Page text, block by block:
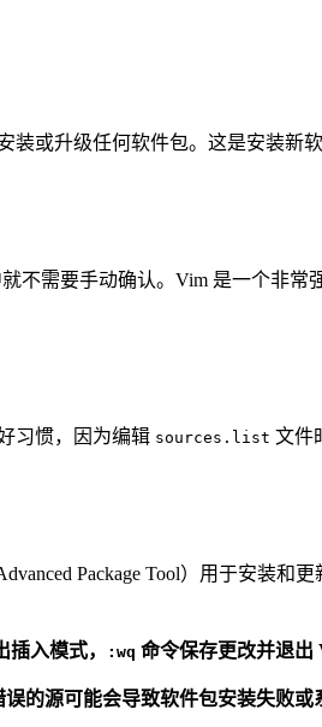
或升级任何软件包。这是安装新
不需要手动确认。Vim 是一个非常
习惯，因为编辑 sources.list 文件
Package Tool）用于安装和
插入模式， :wq 命令保存更改并退出
的源可能会导致软件包安装失败